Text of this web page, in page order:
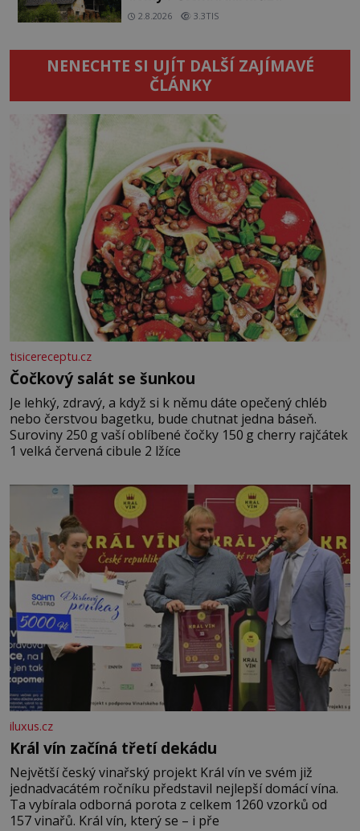
2.8.2026 3.3TIS
NENECHTE SI UJÍT DALŠÍ ZAJÍMAVÉ
ČLÁNKY
tisicereceptu.cz
Čočkový salát se šunkou
Je lehký, zdravý, a když si k němu dáte opečený chléb
nebo čerstvou bagetku, bude chutnat jedna báseň.
Suroviny 250 g vaší oblíbené čočky 150 g cherry rajčátek
1 velká červená cibule 2 lžíce
iluxus.cz
Král vín začíná třetí dekádu
Největší český vinařský projekt Král vín ve svém již
jednadvacátém ročníku představil nejlepší domácí vína.
Ta vybírala odborná porota z celkem 1260 vzorků od
157 vinařů. Král vín, který se – i pře